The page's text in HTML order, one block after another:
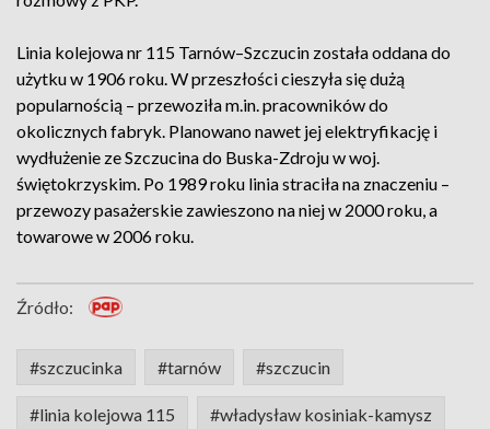
Linia kolejowa nr 115 Tarnów–Szczucin została oddana do
użytku w 1906 roku. W przeszłości cieszyła się dużą
popularnością – przewoziła m.in. pracowników do
okolicznych fabryk. Planowano nawet jej elektryfikację i
wydłużenie ze Szczucina do Buska-Zdroju w woj.
świętokrzyskim. Po 1989 roku linia straciła na znaczeniu –
przewozy pasażerskie zawieszono na niej w 2000 roku, a
towarowe w 2006 roku.
Źródło:
#szczucinka #tarnów #szczucin
#linia kolejowa 115 #władysław kosiniak-kamysz